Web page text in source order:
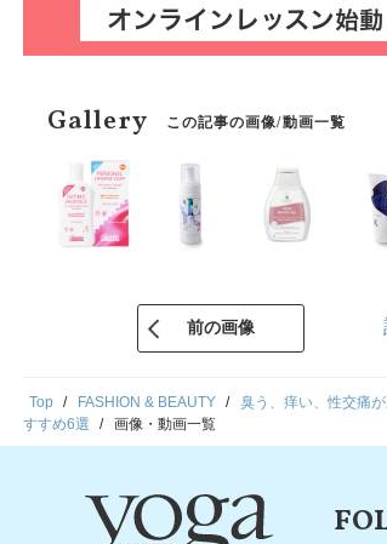
Gallery この記事の画像/動画一覧
前の画像
Top FASHION & BEAUTY
臭う、痒い、性交痛
すすめ6選
画像・動画一覧